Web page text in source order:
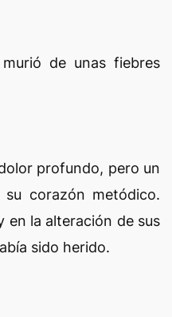
de unas fiebres
profundo, pero un
corazón metódico.
en la alteración de sus
sido herido.